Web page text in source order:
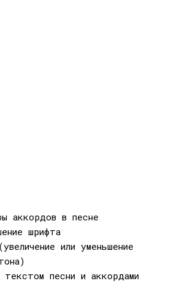
аккордов в песне
шрифта
или уменьшение
текстом песни и аккордами